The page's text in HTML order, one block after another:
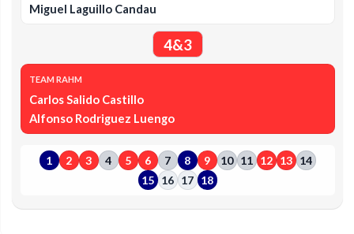
Miguel Laguillo Candau
4&3
TEAM RAHM
Carlos Salido Castillo
Alfonso Rodriguez Luengo
1 2 3 4 5 6 7 8 9 10 11 12 13 14
15 16 17 18